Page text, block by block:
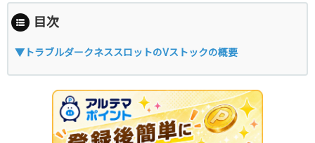
目次
▼トラブルダークネススロットのVストックの概要